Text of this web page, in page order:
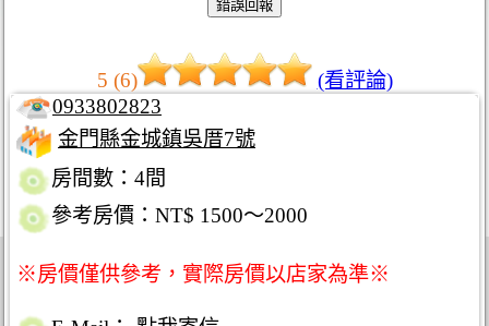
5 (6)
(看評論)
0933802823
金門縣金城鎮吳厝7號
房間數：4間
參考房價：NT$ 1500～2000
※房價僅供參考，實際房價以店家為準※